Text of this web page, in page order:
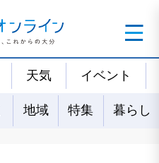
天気 イベント
地域 特集 暮らし